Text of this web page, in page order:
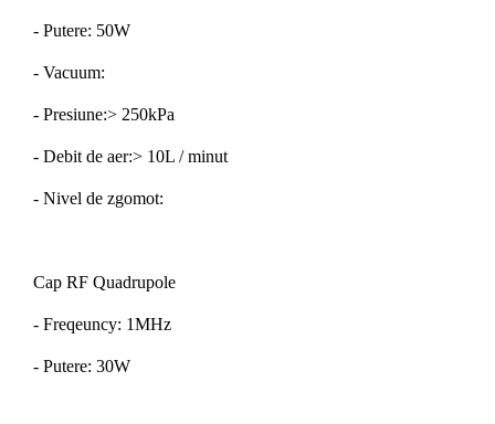
- Putere: 50W
- Vacuum:
- Presiune:> 250kPa
- Debit de aer:> 10L / minut
- Nivel de zgomot:
Cap RF Quadrupole
- Freqeuncy: 1MHz
- Putere: 30W